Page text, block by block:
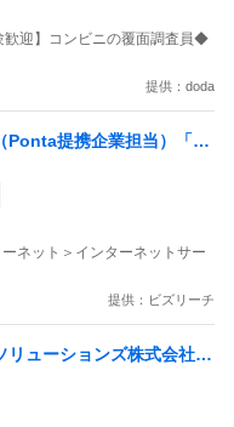
歓迎】コンビニの覆面調査員◆
提供：doda
Ponta提携企業担当）「国
／無駄のない消費社会を
」
ネット＞インターネットサー
提供：ビズリーチ
リューションズ株式会社
制支援課：ショップコン